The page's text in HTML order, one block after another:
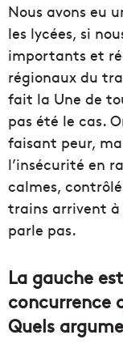
Nous avons eu
les lycées, si
importants et
régionaux du
fait la Une de
pas été le cas.
faisant peur,
l’insécurité en
calmes,
trains arrivent à
parle pas.
La gauche
concurrence
Quels